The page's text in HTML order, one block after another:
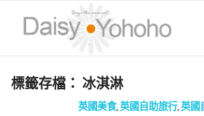
標籤存檔： 冰淇淋
英國美食,英國自助旅行,英國